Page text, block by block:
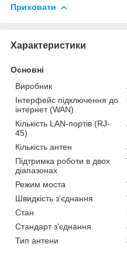
Приховати
Характеристики
Основні
Виробник
Інтерфейс підключення до
інтернет (WAN)
Кількість LAN-портів (RJ-
45)
Кількість антен
Підтримка роботи в двох
діапазонах
Режим моста
Швидкість з'єднання
Стан
Стандарт з'єднання
Тип антени